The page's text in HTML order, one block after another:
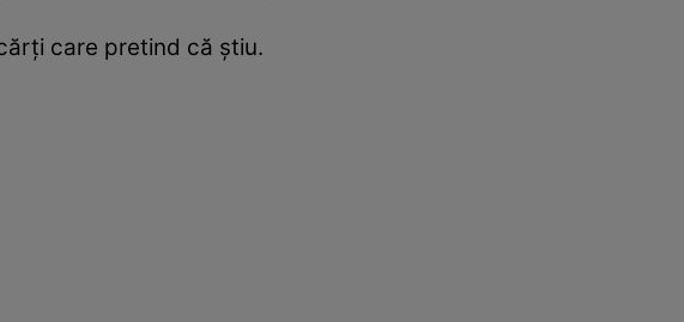
care pretind că ştiu.